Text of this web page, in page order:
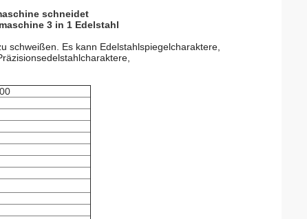
schneidet
3 in 1 Edelstahl
schweißen. Es kann Edelstahlspiegelcharaktere,